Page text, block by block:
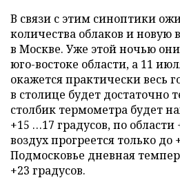
В связи с этим синоптики
количества облаков и новую
в Москве. Уже этой ночью
юго-востоке области, а 11
окажется практически весь
в столице будет достаточно
столбик термометра будет
+15 …17 градусов, по
воздух прогреется только до
Подмосковье дневная
+23 градусов.